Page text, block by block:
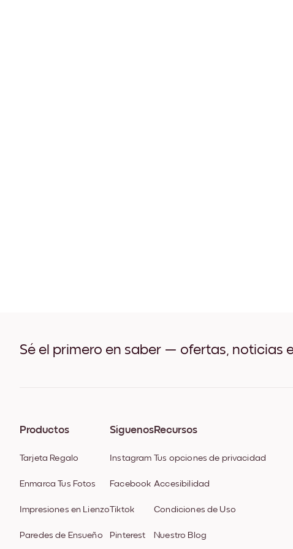
Sé el primero en saber — ofertas, noticias
Productos
Tarjeta Regalo
Enmarca Tus Fotos
Impresiones en Lienzo
Paredes de Ensueño
Síguenos
Instagram
Facebook
Tiktok
Pinterest
Recursos
Tus opciones de privacidad
Accesibilidad
Condiciones de Uso
Nuestro Blog